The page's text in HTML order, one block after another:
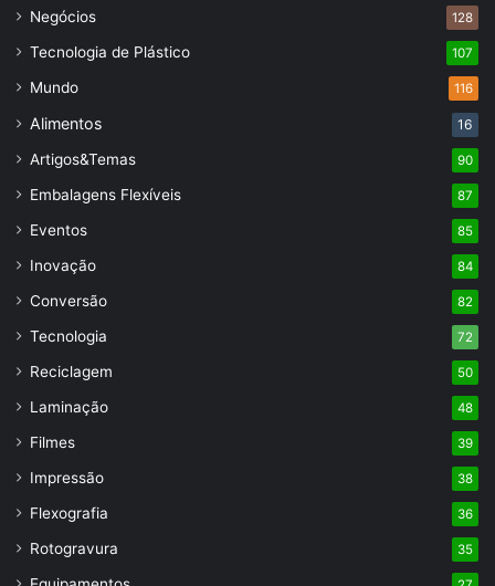
Negócios 128
Tecnologia de Plástico 107
Mundo 116
Alimentos 16
Artigos&Temas 90
Embalagens Flexíveis 87
Eventos 85
Inovação 84
Conversão 82
Tecnologia 72
Reciclagem 50
Laminação 48
Filmes 39
Impressão 38
Flexografia 36
Rotogravura 35